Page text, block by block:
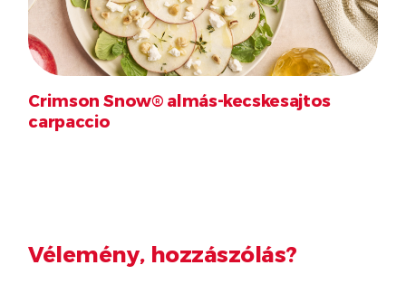
Crimson Snow® almás-kecskesajtos
carpaccio
Vélemény, hozzászólás?